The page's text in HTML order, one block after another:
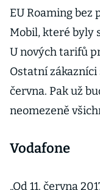
EU Roaming
Mobil, které byly
U nových tarifů
Ostatní zákazníci
června. Pak už
neomezeně
Vodafone
„Od 11. června